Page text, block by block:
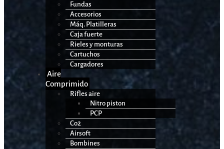
Fundas
Accesorios
Máq. Platilleras
Caja fuerte
Rieles y monturas
Cartuchos
Cargadores
Aire
Comprimido
Rifles aire
Nitro piston
PCP
Co2
Airsoft
Bombines